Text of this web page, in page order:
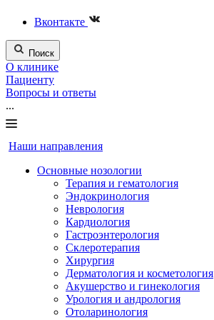
Вконтакте
Поиск
О клинике
Пациенту
Вопросы и ответы
...
Наши направления
Основные нозологии
Терапия и гематология
Эндокринология
Неврология
Кардиология
Гастроэнтерология
Склеротерапия
Хирургия
Дерматология и косметология
Акушерство и гинекология
Урология и андрология
Отоларинология